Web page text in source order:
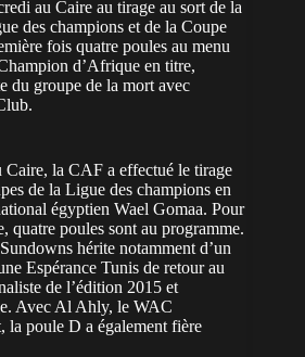
au Caire au tirage au sort de la
des champions et de la Coupe
fois quatre poules au menu
d’Afrique en titre,
du groupe de la mort avec
Caire, la CAF a effectué le tirage
de la Ligue des champions en
égyptien Wael Gomaa. Pour
quatre poules sont au programme.
hérite notamment d’un
Espérance Tunis de retour au
de l’édition 2015 et
Avec Al Ahly, le WAC
la poule D a également fière